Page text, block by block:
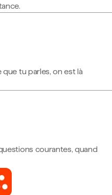
tu parles, on est là
courantes, quand